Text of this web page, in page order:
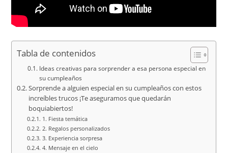
Tabla de contenidos
Ideas creativas para sorprender a esa persona especial en
su cumpleaños
Sorprende a alguien especial en su cumpleaños con estos
increíbles trucos ¡Te aseguramos que quedarán
boquiabiertos!
1. Fiesta temática
2. Regalos personalizados
3. Experiencia sorpresa
4. Mensaje en el cielo